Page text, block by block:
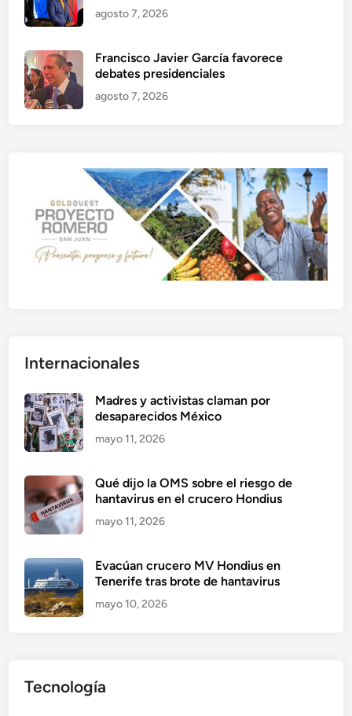
agosto 7, 2026
Francisco Javier García favorece
debates presidenciales
agosto 7, 2026
Internacionales
Madres y activistas claman por
desaparecidos México
mayo 11, 2026
Qué dijo la OMS sobre el riesgo de
hantavirus en el crucero Hondius
mayo 11, 2026
Evacúan crucero MV Hondius en
Tenerife tras brote de hantavirus
mayo 10, 2026
Tecnología